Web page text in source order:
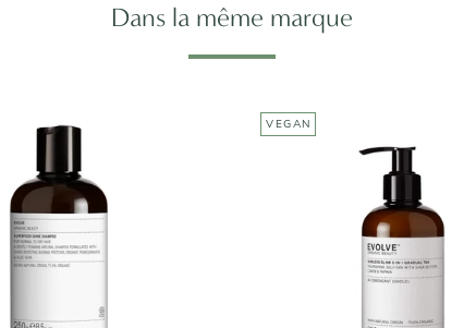
Dans la même marque
EVOLVE BEAUTY
Shampoing Éclat
Superfood
VEGAN
EVOLVE BEAUTY
Lotion
SUNLESS GLOW
GRADUAL TAN